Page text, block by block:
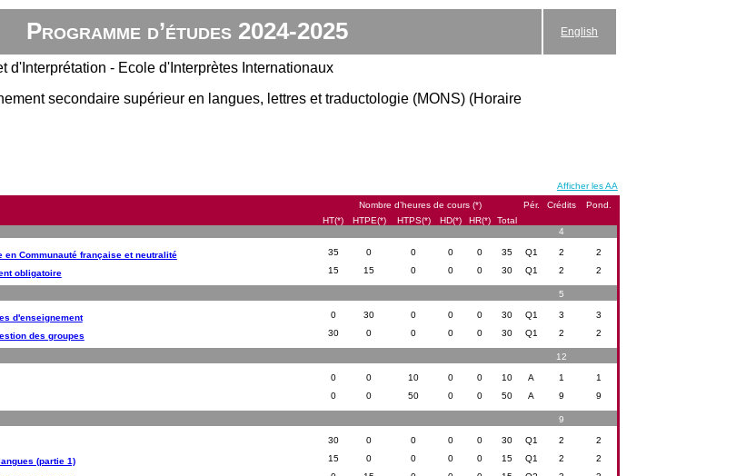
Programme d’études 2024-2025 English
d'Interprétation - Ecole d'Interprètes Internationaux
secondaire supérieur en langues, lettres et traductologie (MONS) (Horaire
Afficher les AA
Nombre d’heures de cours (*) Pér. Crédits
Pond.
HT(*)
HTPE(*) HTPS(*) HD(*) HR(*) Total
4
Communauté française et neutralité 35 0 0 0 0 35 Q1 2 2
obligatoire 15 15 0 0 0 30 Q1 2 2
5
d'enseignement 0 30 0 0 0 30 Q1 3 3
des groupes 30 0 0 0 0 30 Q1 2 2
12
0 0 10 0 0 10 A 1 1
0 0 50 0 0 50 A 9 9
9
30 0 0 0 0 30 Q1 2 2
(partie 1) 15 0 0 0 0 15 Q1 2 2